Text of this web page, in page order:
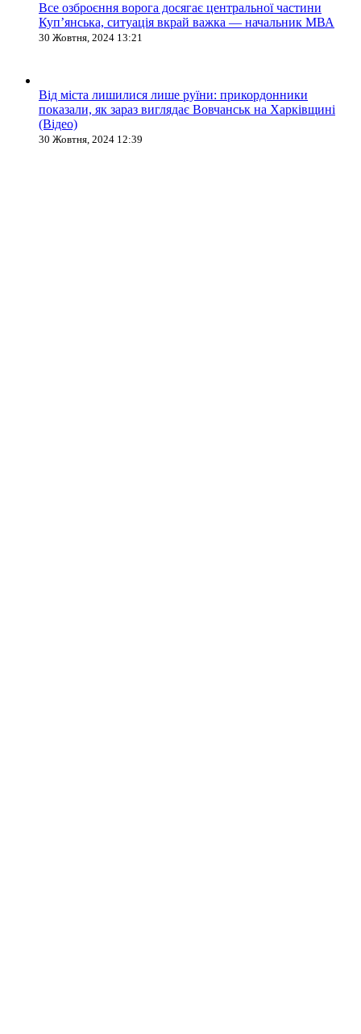
Все озброєння ворога досягає центральної частини
Куп’янська, ситуація вкрай важка — начальник МВА
30 Жовтня, 2024 13:21
Від міста лишилися лише руїни: прикордонники
показали, як зараз виглядає Вовчанськ на Харківщині
(Відео)
30 Жовтня, 2024 12:39